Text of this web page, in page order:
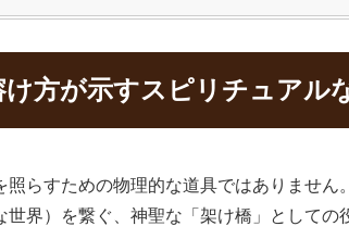
方が示すスピリチュアル
照らすための物理的な道具ではありません
界）を繋ぐ、神聖な「架け橋」としての